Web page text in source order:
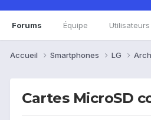
Forums Équipe
Accueil Smartphones LG
Cartes MicroSD